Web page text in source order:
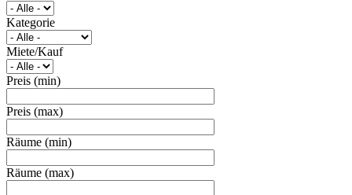
Kategorie
Miete/Kauf
Preis (min)
Preis (max)
Räume (min)
Räume (max)